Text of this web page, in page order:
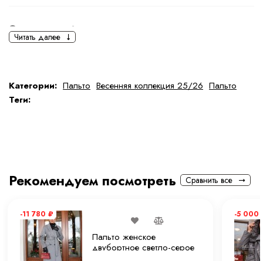
Основная информация
Ткань Шерсть
Состав ткани
Размер на модели
Длина 125 см
Читать далее
Категории: Пальто Весенняя коллекция 25/26 Пальто
Теги:
Рекомендуем посмотреть Сравнить все
-11 780 ₽
Пальто женское
двубортное светло-серое
-5 000